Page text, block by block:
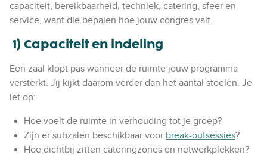
capaciteit, bereikbaarheid, techniek, catering, sfeer en
service, want die bepalen hoe jouw congres valt.
1) Capaciteit en indeling
Een zaal klopt pas wanneer de ruimte jouw programma
versterkt. Jij kijkt daarom verder dan het aantal stoelen. Je
let op:
Hoe voelt de ruimte in verhouding tot je groep?
Zijn er subzalen beschikbaar voor break-outsessies?
Hoe dichtbij zitten cateringzones en netwerkplekken?